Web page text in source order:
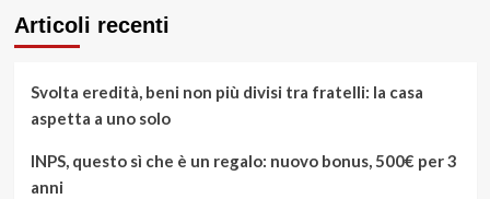
Articoli recenti
Svolta eredità, beni non più divisi tra fratelli: la casa
aspetta a uno solo
INPS, questo sì che è un regalo: nuovo bonus, 500€ per 3
anni